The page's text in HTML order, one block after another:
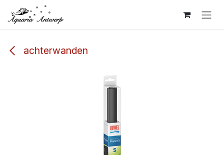
Overslaan naar inhoud
achterwanden